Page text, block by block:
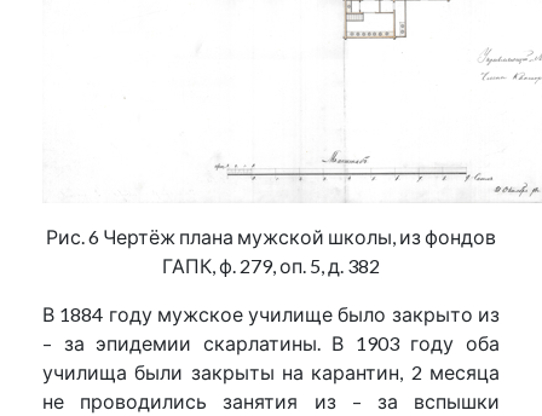
Рис. 6 Чертёж плана мужской школы, из фондов
ГАПК, ф. 279, оп. 5, д. 382
В 1884 году мужское училище было закрыто из
– за эпидемии скарлатины. В 1903 году оба
училища были закрыты на карантин, 2 месяца
не проводились занятия из – за вспышки